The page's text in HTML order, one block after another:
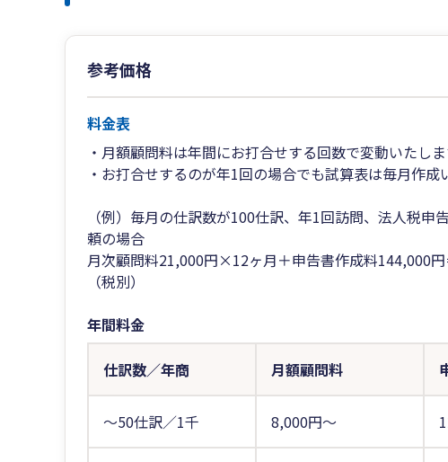
参考価格
料金表
・月額顧問料は年間にお打合せする回数で変動いたしま
・お打合せするのが年1回の場合でも試算表は毎月作成
（例）毎月の仕訳数が100仕訳、年1回訪問、法人税申
頼の場合
月次顧問料21,000円×12ヶ月＋申告書作成料144,000
（税別）
年間料金
仕訳数／年商 月額顧問料
～50仕訳／1千 8,000円～